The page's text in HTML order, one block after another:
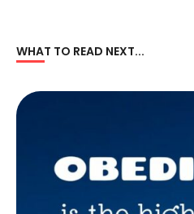
WHAT TO READ NEXT...